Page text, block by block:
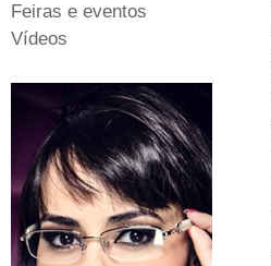
Feiras e eventos
Vídeos